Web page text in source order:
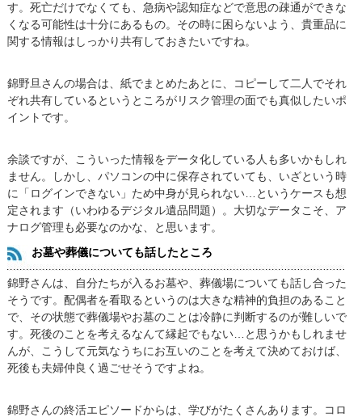
す。死亡だけでなくても、急病や認知症などで意思の疎通ができな
くなる可能性は十分にあるもの。その時に困らないよう、貴重品に
関する情報はしっかり共有しておきたいですね。
錦野旦さんの場合は、紙でまとめたあとに、コピーして二人でそれ
ぞれ共有しているというところがリスク管理の面でも真似したいポ
イントです。
余談ですが、こういった情報をデータ化している人も多いかもしれ
ません。しかし、パソコンの中に保存されていても、いざという時
に「ログインできない」ため中身が見られない…というケースも想
定されます（いわゆるデジタル遺品問題）。大切なデータこそ、ア
ナログ管理も必要なのかな、と思います。
お墓や葬儀についても話したところ
錦野さんは、自分たちが入るお墓や、葬儀場についても話し合った
そうです。配偶者を看取るというのは大きな精神的負担のあること
で、その状態で葬儀場やお墓のことは冷静に判断するのが難しいで
す。死後のことを考えるなんて縁起でもない…と思うかもしれませ
んが、こうして元気なうちにお互いのことを考えて決めておけば、
死後も夫婦仲良く過ごせそうですよね。
錦野さんの終活エピソードからは、学びがたくさんあります。コロ